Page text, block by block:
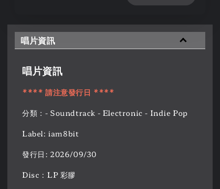
唱片資訊
唱片資訊
**** 請注意發行日 ****
分類：- Soundtrack - Electronic - Indie Pop
Label: iam8bit
發行日: 2026/09/30
Disc：LP 彩膠